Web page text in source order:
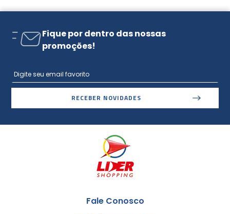
Fique por dentro das nossas
promoções!
RECEBER NOVIDADES
Fale Conosco